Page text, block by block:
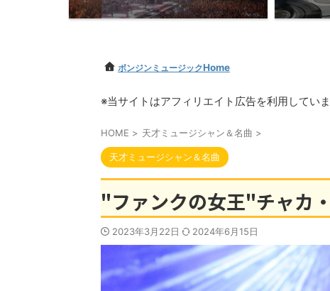
ボンジンミュージックHome
※当サイトはアフィリエイト広告を利用してい
HOME > 天才ミュージシャン＆名曲 >
天才ミュージシャン＆名曲
"ファンクの女王"チャカ
2023年3月22日 2024年6月15日